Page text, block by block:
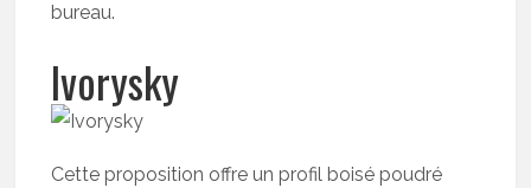
bureau.
Ivorysky
Cette proposition offre un profil boisé poudré